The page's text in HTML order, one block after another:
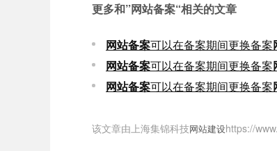
更多和”网站备案“相关的文章
网站备案可以在备案期间更换备案
网站备案可以在备案期间更换备案
网站备案可以在备案期间更换备案
该文章由上海集锦科技网站建设https://